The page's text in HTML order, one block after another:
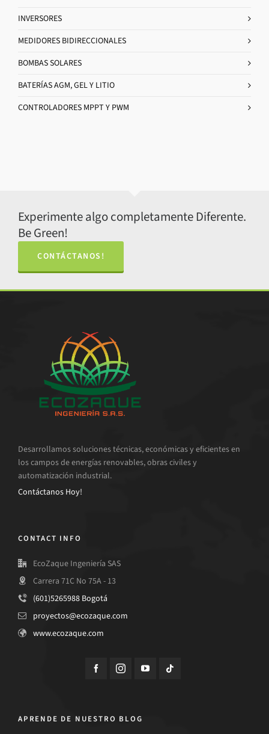
INVERSORES
MEDIDORES BIDIRECCIONALES
BOMBAS SOLARES
BATERÍAS AGM, GEL Y LITIO
CONTROLADORES MPPT Y PWM
Experimente algo completamente Diferente.
Be Green!
CONTÁCTANOS!
Desarrollamos soluciones técnicas, económicas y eficientes en
los campos de energías renovables, obras civiles y
automatización industrial.
Contáctanos Hoy!
CONTACT INFO
EcoZaque Ingeniería SAS
Carrera 71C No 75A - 13
(601)5265988 Bogotá
proyectos@ecozaque.com
www.ecozaque.com
APRENDE DE NUESTRO BLOG